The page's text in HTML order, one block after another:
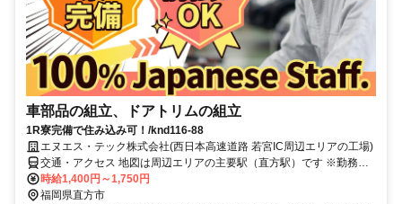
車部品の組立、ドアトリムの組立
1R寮完備で住み込み可！/knd116-88
エヌエス・テック株式会社(西日本高速道路 若宮IC周辺エリアの工場)
交通・アクセス 地図は周辺エリアの主要駅（直方駅）です ※勤務地
は西日本高速道路『若宮IC』から車10分圏内 ※車通勤OK
時給1,400円～1,750円
福岡県直方市